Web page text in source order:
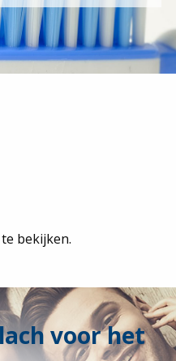
bekijken.
voor het